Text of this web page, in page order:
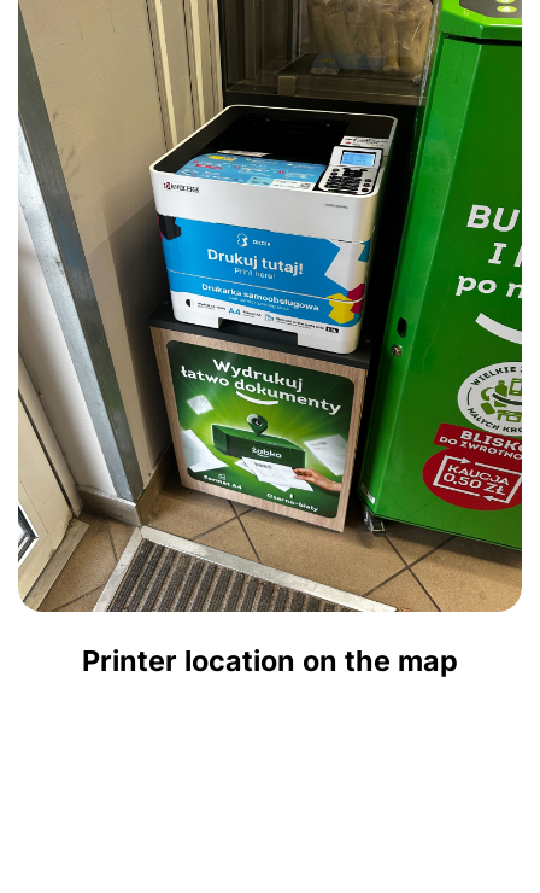
Printer location on the map